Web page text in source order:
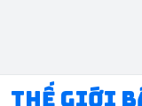
Thế Giới